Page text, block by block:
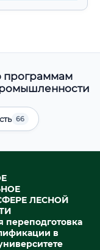
программам
66
ЛЕСНОЙ
переподготовка
в